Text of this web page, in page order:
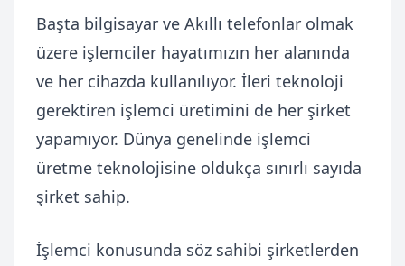
Başta bilgisayar ve Akıllı telefonlar olmak
üzere işlemciler hayatımızın her alanında
ve her cihazda kullanılıyor. İleri teknoloji
gerektiren işlemci üretimini de her şirket
yapamıyor. Dünya genelinde işlemci
üretme teknolojisine oldukça sınırlı sayıda
şirket sahip.
İşlemci konusunda söz sahibi şirketlerden